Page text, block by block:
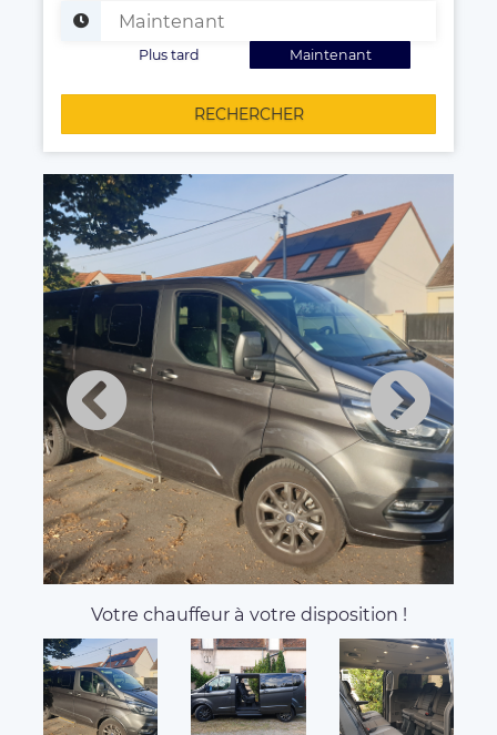
Maintenant
Plus tard
RECHERCHER
Votre chauffeur à votre disposition !